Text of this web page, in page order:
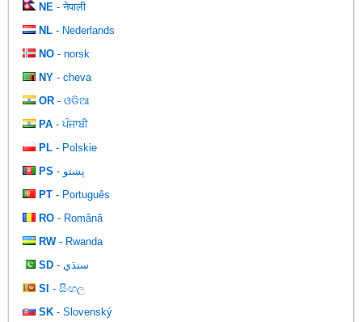
NE - नेपाली
NL - Nederlands
NO - norsk
NY - cheva
OR - ଓଡିଆ
PA - ਪੰਜਾਬੀ
PL - Polskie
PS
- پښتو
PT - Português
RO - Română
RW- Rwanda
SD
- سنڌي
SI - සිංහල
SK - Slovenský